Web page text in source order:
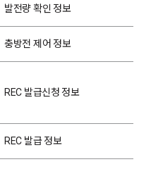
발전량 확인 정보
충방전 제어 정보
REC 발급신청 정보
REC 발급 정보